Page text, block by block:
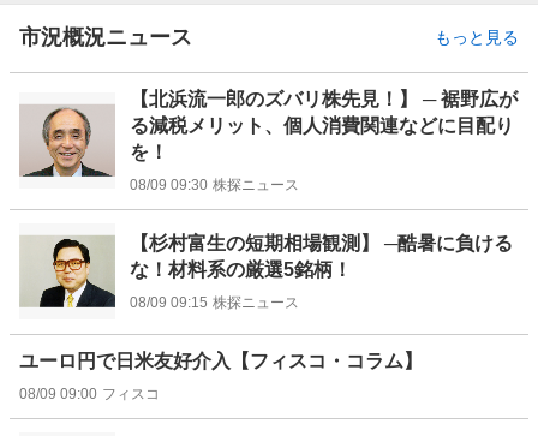
市況概況ニュース もっと見る
【北浜流一郎のズバリ株先見！】 ─ 裾野広が
る減税メリット、個人消費関連などに目配り
を！
08/09 09:30 株探ニュース
【杉村富生の短期相場観測】 ─酷暑に負ける
な！材料系の厳選5銘柄！
08/09 09:15 株探ニュース
ユーロ円で日米友好介入【フィスコ・コラム】
08/09 09:00 フィスコ